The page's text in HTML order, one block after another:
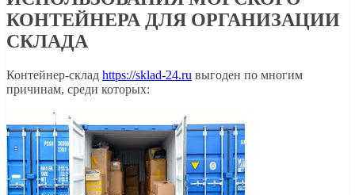
КОНТЕЙНЕРА ДЛЯ ОРГАНИЗАЦИИ
СКЛАДА
Контейнер-склад https://sklad-24.ru выгоден по многим
причинам, среди которых: